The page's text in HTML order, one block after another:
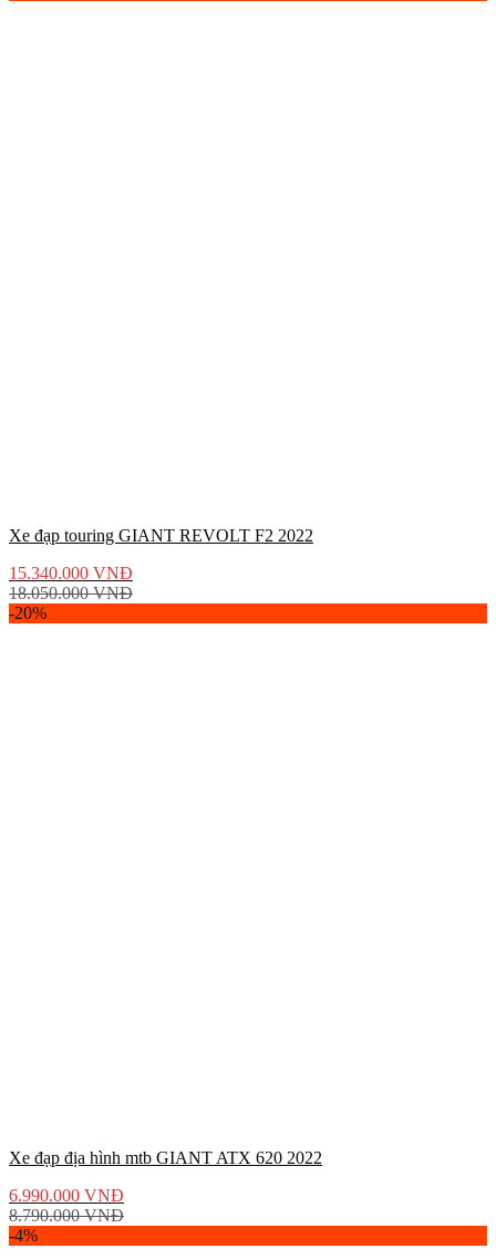
Xe đạp touring GIANT REVOLT F2 2022
15.340.000 VNĐ
18.050.000VNĐ
-20%
Xe đạp địa hình mtb GIANT ATX 620 2022
6.990.000 VNĐ
8.790.000VNĐ
-4%